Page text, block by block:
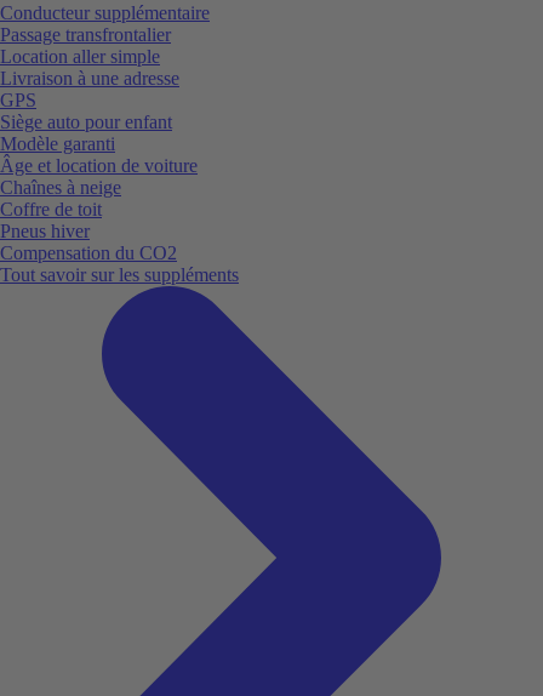
Conducteur supplémentaire
Passage transfrontalier
Location aller simple
Livraison à une adresse
GPS
Siège auto pour enfant
Modèle garanti
Âge et location de voiture
Chaînes à neige
Coffre de toit
Pneus hiver
Compensation du CO2
Tout savoir sur les suppléments